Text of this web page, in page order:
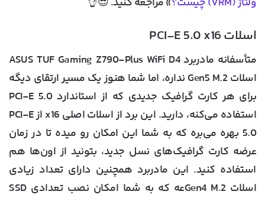
اسلات PCI-E 5.0 x16
متأسفانه مادربرد ASUS TUF Gaming Z790-Plus WiFi D4
اسلات Gen5 M.2 نداره، اما شما هنوز یک مسیر ارتقای دیگه
برای هر کارت گرافیک جدیدی که از استاندارد PCI-E 5.0
استفاده می‌کنه، دارید. این برد از اسلات اصلی x16 از PCI-E
5.0 بهره می‌بره که به شما این امکان رو میده تا در زمان
عرضه کارت‌ گرافیک‌های نسل جدید، بتونید از اون‌ها هم
استفاده کنید. این مادربرد همچنین دارای تعداد زیادی
اسلات Gen4 M.2عه که به شما امکان نصب تعدادی SSD